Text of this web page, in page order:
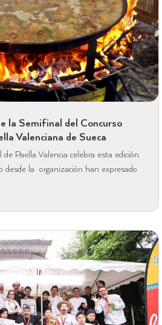
la Semifinal del Concurso
Valenciana de Sueca
Paella Valencia celebra esta edición
desde la organización han expresado